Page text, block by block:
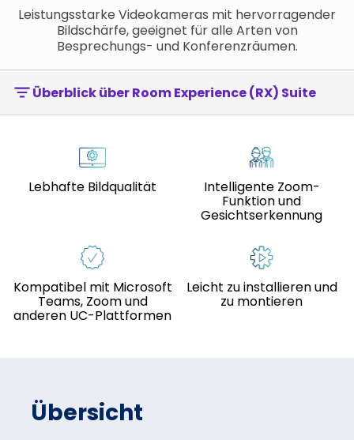
Leistungsstarke Videokameras mit hervorragender
Bildschärfe, geeignet für alle Arten von
Besprechungs- und Konferenzräumen.
Überblick über Room Experience (RX) Suite
Lebhafte Bildqualität Intelligente Zoom-
Funktion und
Gesichtserkennung
Kompatibel mit Microsoft
Teams, Zoom und
anderen UC-Plattformen
Leicht zu installieren und
zu montieren
Übersicht